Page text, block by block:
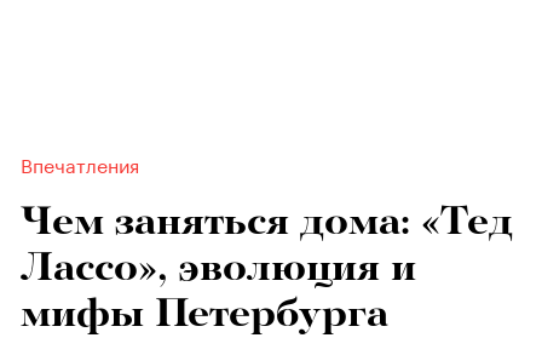
Впечатления
Чем заняться дома: «Тед
Лассо», эволюция и
мифы Петербурга